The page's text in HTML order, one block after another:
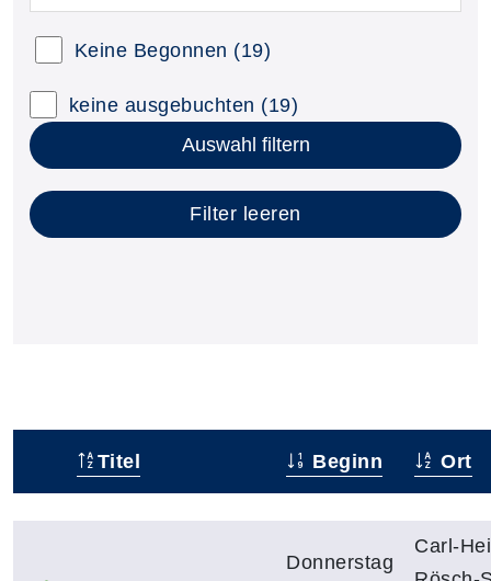
Kursstatus auswählen
Keine Begonnen (19)
Nur neue Kurse anzeigen
Kurse mit freien Plätzen anzeigen
keine ausgebuchten (19)
Auswahl filtern
Filter leeren
Status
Titel Beginn Ort
Donnerstag
Carl-